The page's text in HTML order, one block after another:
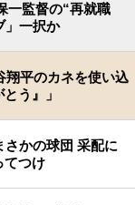
一監督の“再就職
」一択か
平のカネを使い込
う』」
さかの球団 采配に
てつけ